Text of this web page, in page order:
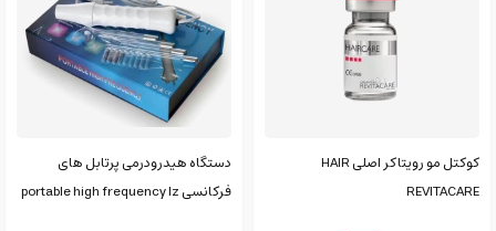
کوکتل مو رویتاکر اصلی HAIR
REVITACARE
دستگاه هیدرودرمی پرتابل های
فرکانسی portable high frequency lz